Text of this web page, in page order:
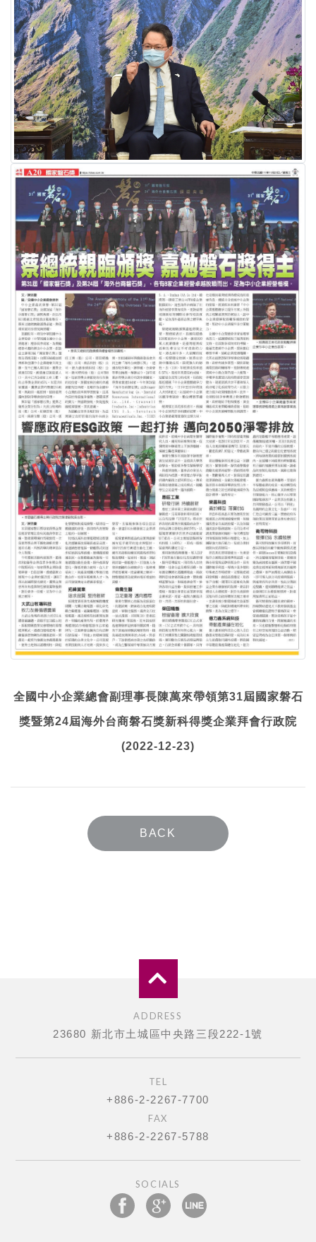
全國中小企業總會副理事長陳萬來帶領第31屆國家磐石
獎暨第24屆海外台商磐石獎新科得獎企業拜會行政院
(2022-12-23)
BACK
ADDRESS
23680 新北市土城區中央路三段222-1號
TEL
+886-2-2267-7700
FAX
+886-2-2267-5788
SOCIALS